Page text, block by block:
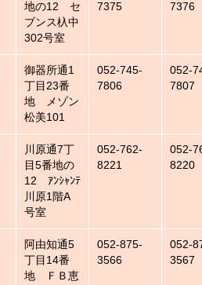
地の12 セ
ブンス杁中
302号室
7375
7376
御器所通1
丁目23番
地 メゾン
松美101
052-745-
7806
052-
7807
川原通7丁
目5番地の
12 ｱﾝｼｬﾝﾃ
川原1階A
号室
052-762-
8221
052-
8220
阿由知通5
丁目14番
地 ＦＢ恵
052-875-
3566
052-
3567